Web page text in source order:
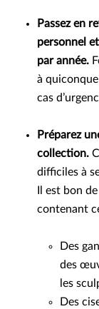
Passez en
personnel
par année.
à
cas
Préparez
collection.
difficiles à
Il est bon
contenant
Des
des
les
Des